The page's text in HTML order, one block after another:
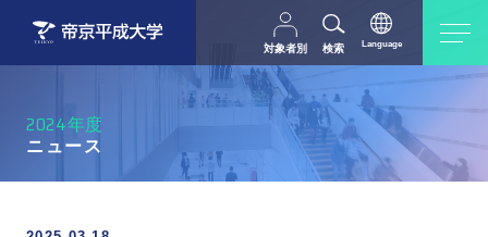
対象者別
在学生・教職員の方
父母等の方 卒業生の方
検索 Language
English 中文（简体字）
2024年度
ニュース